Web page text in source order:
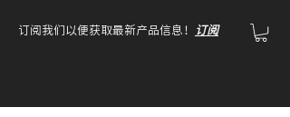
订阅我们以便获取最新产品信息！ 订阅